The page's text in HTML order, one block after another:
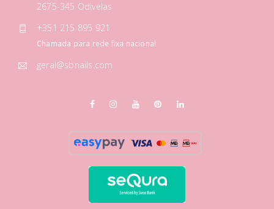
2675-345 Odivelas
+351 215 895 921
Chamada para rede fixa nacional
geral@sbnails.com